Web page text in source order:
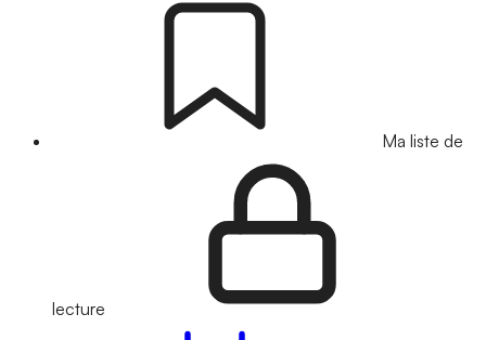
Ma liste de
lecture